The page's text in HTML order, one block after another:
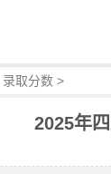
录取分数 >
2025年